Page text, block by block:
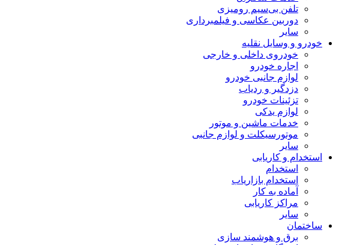
تلفن بی‌سیم رومیزی
دوربین عکاسی و فیلمبرداری
سایر
خودرو و وسایل نقلیه
خودروی داخلی و خارجی
اجاره خودرو
لوازم جانبی خودرو
دزدگیر و ردیاب
تزئینات خودرو
لوازم یدکی
خدمات ماشین و موتور
موتورسیکلت و لوازم جانبی
سایر
استخدام و کاریابی
استخدام
استخدام بازاریاب
آماده به کار
مراکز کاریابی
سایر
ساختمان
برق و هوشمند سازی